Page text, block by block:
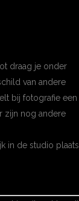
draag je onder
van andere
bij fotografie een
zijn nog andere
in de studio plaats.